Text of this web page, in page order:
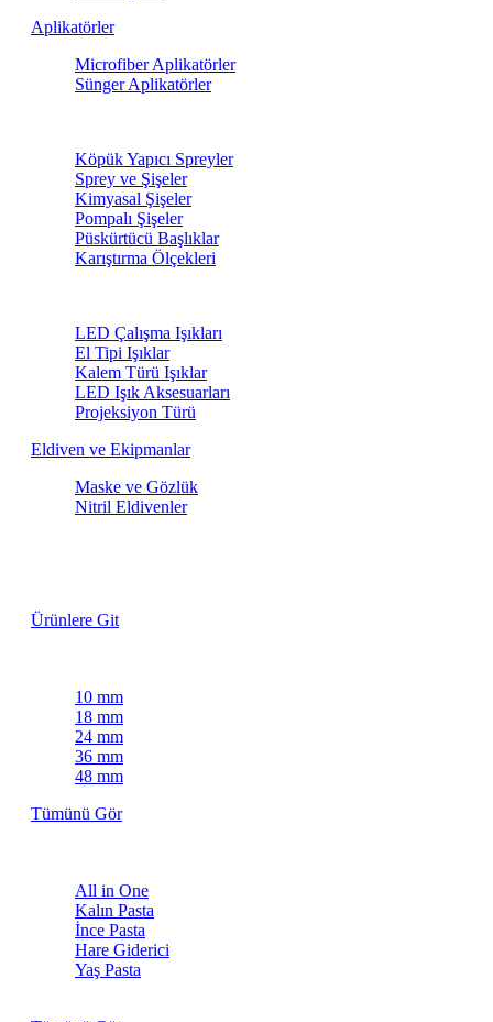
Aplikatörler
Microfiber Aplikatörler
Sünger Aplikatörler
Köpük Yapıcı Spreyler
Sprey ve Şişeler
Kimyasal Şişeler
Pompalı Şişeler
Püskürtücü Başlıklar
Karıştırma Ölçekleri
LED Çalışma Işıkları
El Tipi Işıklar
Kalem Türü Işıklar
LED Işık Aksesuarları
Projeksiyon Türü
Eldiven ve Ekipmanlar
Maske ve Gözlük
Nitril Eldivenler
Ürünlere Git
10 mm
18 mm
24 mm
36 mm
48 mm
Tümünü Gör
All in One
Kalın Pasta
İnce Pasta
Hare Giderici
Yaş Pasta